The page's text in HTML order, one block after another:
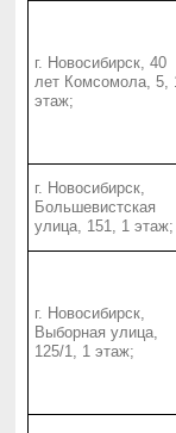
г. Новосибирск, 40
лет Комсомола, 5,
этаж;
г. Новосибирск,
Большевистская
улица, 151, 1 этаж;
г. Новосибирск,
Выборная улица,
125/1, 1 этаж;